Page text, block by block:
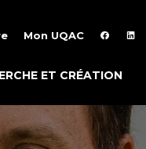
Mon UQAC
ET CRÉATION